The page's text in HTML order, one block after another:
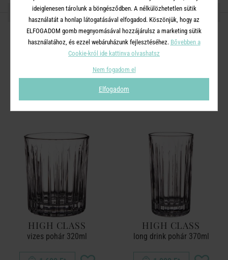
OSZD MEG MÁSOKKAL!
A TERMÉKCSALÁD TOVÁBBI
TERMÉKEI
HIGH CLASS
vizes pohár 320ml
HIGH CLASS
long drink pohár 370ml
ideiglenesen tárolunk a böngésződben. A nélkülözhetetlen sütik
használatát a honlap látogatásával elfogadod. Köszönjük, hogy az
ELFOGADOM gomb megnyomásával hozzájárulsz a marketing sütik
használatához, és ezzel webáruházunk fejlesztéséhez. Bővebben a
Cookie-król ide kattinva olvashatsz
Nem fogadom el
Elfogadom